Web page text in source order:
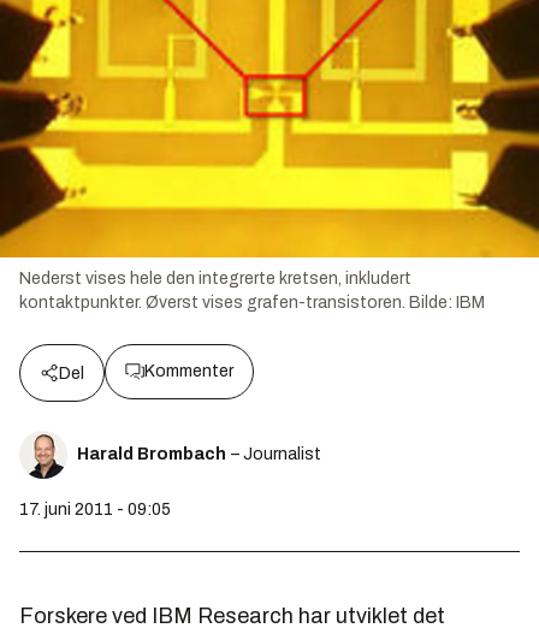
Nederst vises hele den integrerte kretsen, inkludert
kontaktpunkter. Øverst vises grafen-transistoren. Bilde: IBM
Del Kommenter
Harald Brombach – Journalist
17. juni 2011 - 09:05
Forskere ved IBM Research har utviklet det